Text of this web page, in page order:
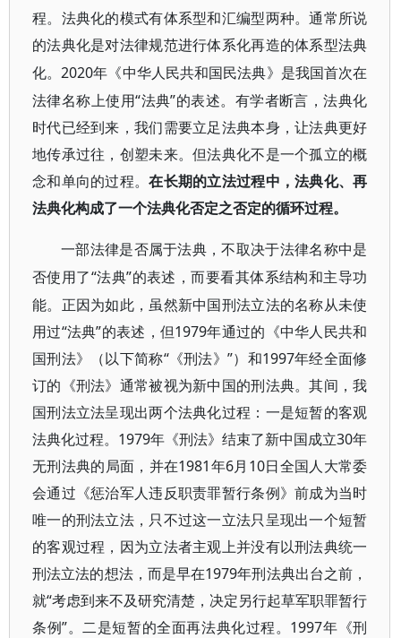
程。法典化的模式有体系型和汇编型两种。通常所说
的法典化是对法律规范进行体系化再造的体系型法典
化。 2020年《中华人民共和国民法典》是我国首次在
法律名称上使用“法典”的表述。有学者断言，法典化
时代已经到来，我们需要立足法典本身，让法典更好
地传承过往，创塑未来。但法典化不是一个孤立的概
念和单向的过程。在长期的立法过程中，法典化、再
法典化构成了一个法典化否定之否定的循环过程。
一部法律是否属于法典，不取决于法律名称中是
否使用了“法典”的表述，而要看其体系结构和主导功
能。正因为如此，虽然新中国刑法立法的名称从未使
用过“法典”的表述，但1979年通过的《中华人民共和
国刑法》（以下简称“《刑法》”）和1997年经全面修
订的《刑法》通常被视为新中国的刑法典。其间，我
国刑法立法呈现出两个法典化过程：一是短暂的客观
法典化过程。1979年《刑法》结束了新中国成立30年
无刑法典的局面，并在1981年6月10日全国人大常委
会通过《惩治军人违反职责罪暂行条例》前成为当时
唯一的刑法立法，只不过这一立法只呈现出一个短暂
的客观过程，因为立法者主观上并没有以刑法典统一
刑法立法的想法，而是早在1979年刑法典出台之前，
就“考虑到来不及研究清楚，决定另行起草军职罪暂行
条例”。二是短暂的全面再法典化过程。1997年《刑